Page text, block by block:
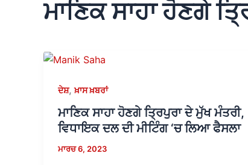
ਮਾਣਿਕ ਸਾਹਾ ਹੋਣਗੇ
ਦੇਸ਼,ਖ਼ਾਸ ਖ਼ਬਰਾਂ
ਮਾਣਿਕ ਸਾਹਾ ਹੋਣਗੇ ਤ੍ਰਿਪੁਰਾ ਦੇ ਮੁੱਖ ਮੰਤਰੀ,
ਵਿਧਾਇਕ ਦਲ ਦੀ ਮੀਟਿੰਗ ‘ਚ ਲਿਆ ਫੈਸਲਾ
ਮਾਰਚ 6, 2023